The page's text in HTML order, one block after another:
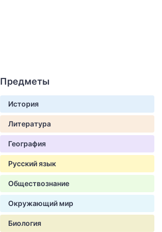
Предметы
История
Литература
География
Русский язык
Обществознание
Окружающий мир
Биология